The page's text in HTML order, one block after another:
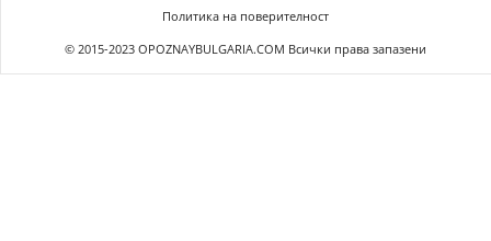
Политика на поверителност
© 2015-2023 OPOZNAYBULGARIA.COM Всички права запазени